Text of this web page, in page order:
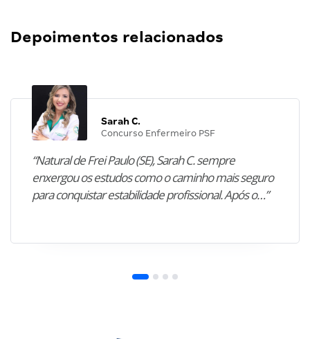
Depoimentos relacionados
Sarah C.
Concurso Enfermeiro PSF
“Natural de Frei Paulo (SE), Sarah C. sempre
enxergou os estudos como o caminho mais seguro
para conquistar estabilidade profissional. Após o…”